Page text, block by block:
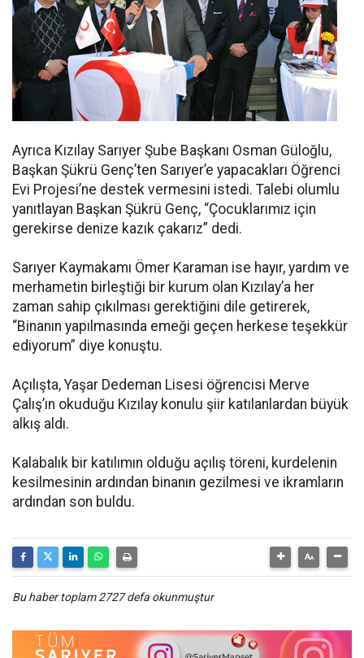
Ayrıca Kızılay Sarıyer Şube Başkanı Osman Güloğlu,
Başkan Şükrü Genç’ten Sarıyer’e yapacakları Öğrenci
Evi Projesi’ne destek vermesini istedi. Talebi olumlu
yanıtlayan Başkan Şükrü Genç, “Çocuklarımız için
gerekirse denize kazık çakarız” dedi.
Sarıyer Kaymakamı Ömer Karaman ise hayır, yardım ve
merhametin birleştiği bir kurum olan Kızılay’a her
zaman sahip çıkılması gerektiğini dile getirerek,
“Binanın yapılmasında emeği geçen herkese teşekkür
ediyorum” diye konuştu.
Açılışta, Yaşar Dedeman Lisesi öğrencisi Merve
Çalış’ın okuduğu Kızılay konulu şiir katılanlardan büyük
alkış aldı.
Kalabalık bir katılımın olduğu açılış töreni, kurdelenin
kesilmesinin ardından binanın gezilmesi ve ikramların
ardından son buldu.
Bu haber toplam 2727 defa okunmuştur